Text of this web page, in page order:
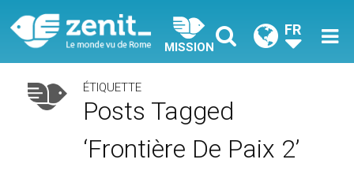
MISSION
FR
ÉTIQUETTE
Posts Tagged
‘frontière De Paix 2’